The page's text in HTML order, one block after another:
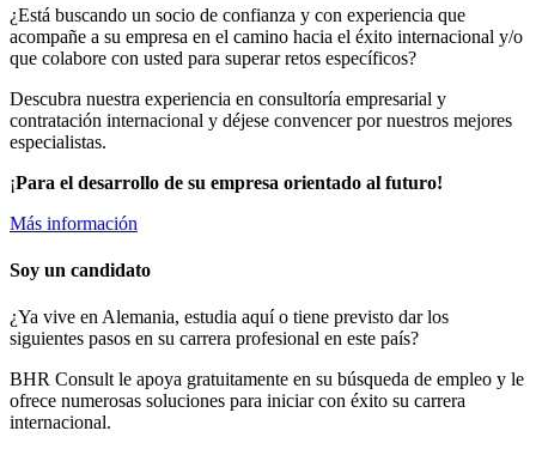
¿Está buscando un socio de confianza y con experiencia que
acompañe a su empresa en el camino hacia el éxito internacional y/o
que colabore con usted para superar retos específicos?
Descubra nuestra experiencia en consultoría empresarial y
contratación internacional y déjese convencer por nuestros mejores
especialistas.
¡Para el desarrollo de su empresa orientado al futuro!
Más información
Soy un candidato
¿Ya vive en Alemania, estudia aquí o tiene previsto dar los
siguientes pasos en su carrera profesional en este país?
BHR Consult le apoya gratuitamente en su búsqueda de empleo y le
ofrece numerosas soluciones para iniciar con éxito su carrera
internacional.